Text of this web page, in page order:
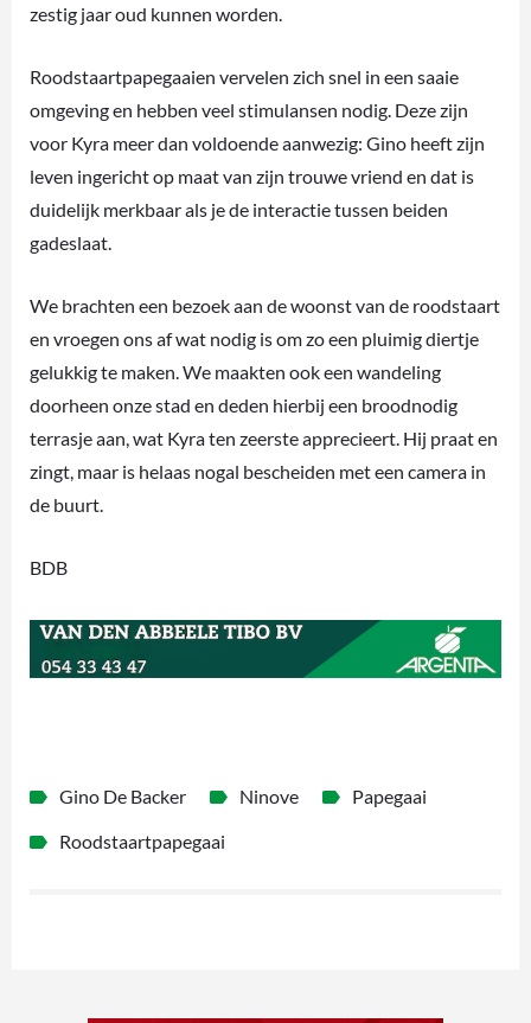
zestig jaar oud kunnen worden.
Roodstaartpapegaaien vervelen zich snel in een saaie
omgeving en hebben veel stimulansen nodig. Deze zijn
voor Kyra meer dan voldoende aanwezig: Gino heeft zijn
leven ingericht op maat van zijn trouwe vriend en dat is
duidelijk merkbaar als je de interactie tussen beiden
gadeslaat.
We brachten een bezoek aan de woonst van de roodstaart
en vroegen ons af wat nodig is om zo een pluimig diertje
gelukkig te maken. We maakten ook een wandeling
doorheen onze stad en deden hierbij een broodnodig
terrasje aan, wat Kyra ten zeerste apprecieert. Hij praat en
zingt, maar is helaas nogal bescheiden met een camera in
de buurt.
BDB
Gino De Backer Ninove
Papegaai
Roodstaartpapegaai